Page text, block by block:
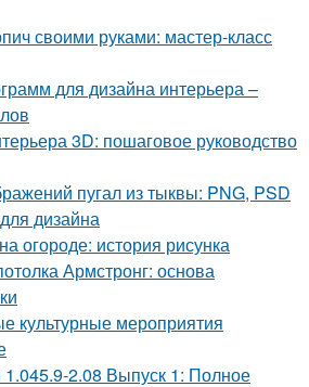
своими руками: мастер-класс
для дизайна интерьера –
3D: пошаговое руководство
пугал из тыквы: PNG, PSD
дизайна
огороде: история рисунка
Армстронг: основа
культурные мероприятия
1.045.9-2.08 Выпуск 1: Полное